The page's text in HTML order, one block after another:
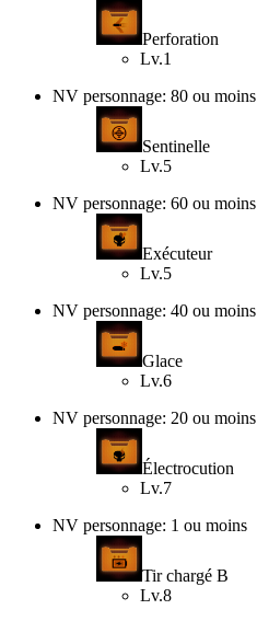
Perforation
Lv.1
NV personnage: 80 ou moins
Sentinelle
Lv.5
NV personnage: 60 ou moins
Exécuteur
Lv.5
NV personnage: 40 ou moins
Glace
Lv.6
NV personnage: 20 ou moins
Électrocution
Lv.7
NV personnage: 1 ou moins
Tir chargé B
Lv.8